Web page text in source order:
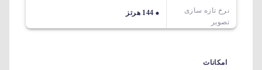
نرخ تازه سازی
تصویر
144 هرتز
امکانات